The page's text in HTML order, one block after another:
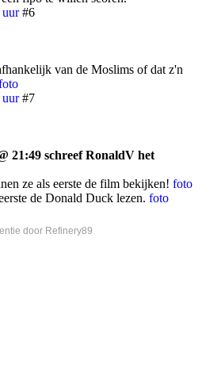
uur #6
van de Moslims of dat z'n
uur #7
21:49 schreef RonaldV het
ze als eerste de film bekijken! foto
de Donald Duck lezen. foto
door Refinery89